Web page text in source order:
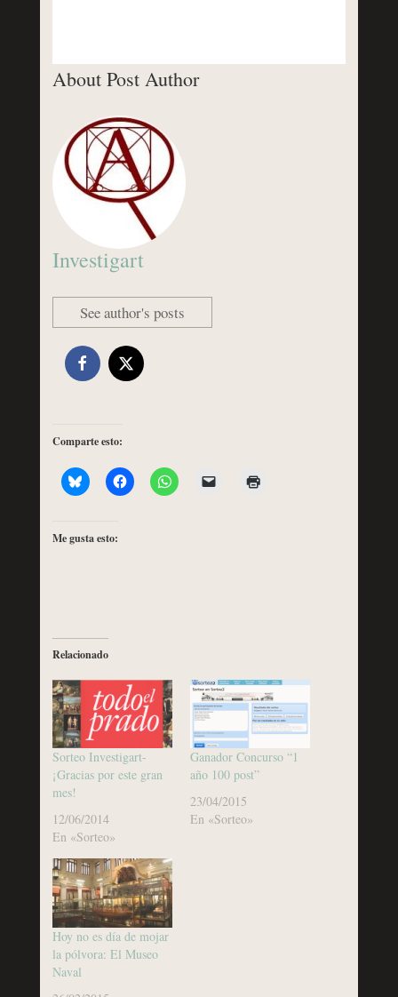
About Post Author
Investigart
See author's posts
Comparte esto:
Me gusta esto:
Relacionado
Sorteo Investigart-
¡Gracias por este gran
mes!
12/06/2014
En «Sorteo»
Ganador Concurso “1
año 100 post”
23/04/2015
En «Sorteo»
Hoy no es día de mojar
la pólvora: El Museo
Naval